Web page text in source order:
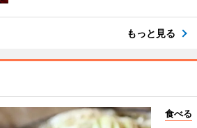
もっと見る
食べる